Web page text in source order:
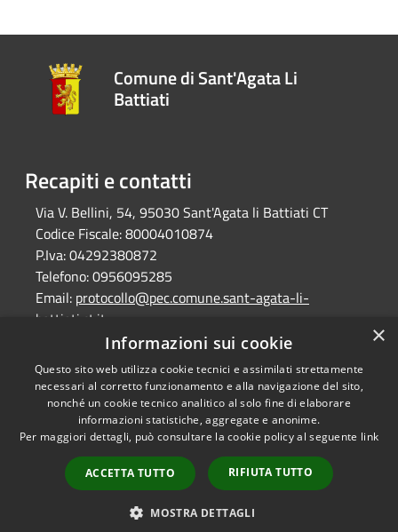
Comune di Sant'Agata Li
Battiati
Recapiti e contatti
Via V. Bellini, 54, 95030 Sant'Agata li Battiati CT
Codice Fiscale:80004010874
P.Iva:04292380872
Telefono:0956095285
Email: protocollo@pec.comune.sant-agata-li-
battiati.ct.it
protocollo@pec.comune.sant-agata-li-
battiati.ct.it
Accessibilità
Copyright © 2026 • Comune di
Sant'Agata Li Battiati •
Powered byMunicipium
Accesso redazione
×
Informazioni sui cookie
Questo sito web utilizza cookie tecnici e assimilati strettamente
necessari al corretto funzionamento e alla navigazione del sito,
nonché un cookie tecnico analitico al solo fine di elaborare
informazioni statistiche, aggregate e anonime.
Per maggiori dettagli, può consultare la cookie policy al seguente link
ACCETTA TUTTO RIFIUTA TUTTO
MOSTRA DETTAGLI